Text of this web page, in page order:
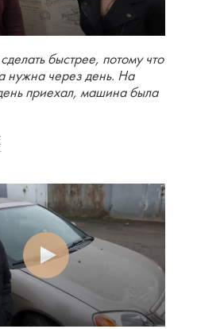
быстрее, потому что
нужна через день. На
приехал, машина была